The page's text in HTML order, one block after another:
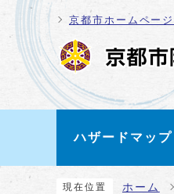
ページの先頭です
京都市ホームペー
ハザードマップ
ここから本文です
現在位置 ホーム